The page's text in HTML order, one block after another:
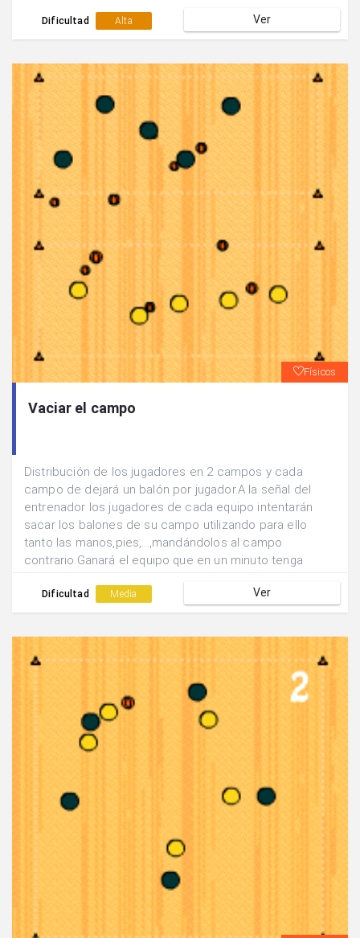
Dificultad Alta Ver
Físicos
Vaciar el campo
Distribución de los jugadores en 2 campos y cada
campo de dejará un balón por jugador.A la señal del
entrenador los jugadores de cada equipo intentarán
sacar los balones de su campo utilizando para ello
tanto las manos,pies,...,mandándolos al campo
contrario.Ganará el equipo que en un minuto tenga
Dificultad Media Ver